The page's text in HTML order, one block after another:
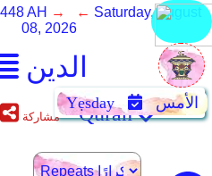
الدين
AH → ← Saturday, August
08, 2026
Yẹsday الأمس
مشاركة Quran